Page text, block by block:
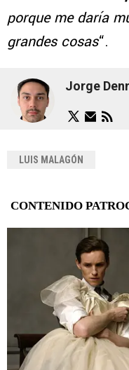
porque me daría
grandes cosas“.
Jorge
LUIS MALAGÓN